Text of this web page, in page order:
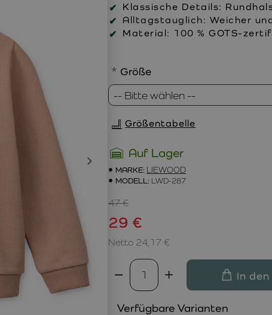
Klassische Details:
Alltagstauglich: Weicher
Material: 100 % GOTS-
Auf Lager
MARKE: LIEWOOD
MODELL: LWD-287
29 €
47 €
Netto 24,17 €
Größe
In
Größentabelle
Verfügbare Varianten